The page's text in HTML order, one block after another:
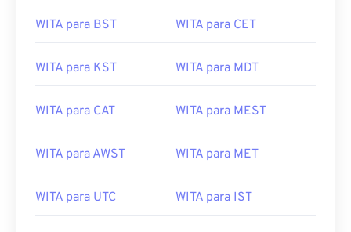
WITA para BST WITA para CET
WITA para KST WITA para MDT
WITA para CAT WITA para MEST
WITA para AWST WITA para MET
WITA para UTC WITA para IST